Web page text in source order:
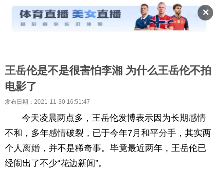
✕
王岳伦是不是很害怕李湘 为什么王岳伦不拍
电影了
发布日期：2021-11-30 16:51:47
今天凌晨两点多，王岳伦发博表示因为长期感情
不和，多年感情破裂，已于今年7月和平分手 ，其实两
个人 离婚 ，并不是稀奇事。毕竟最近两年，王岳伦已
经闹出了不少“花边新闻”。